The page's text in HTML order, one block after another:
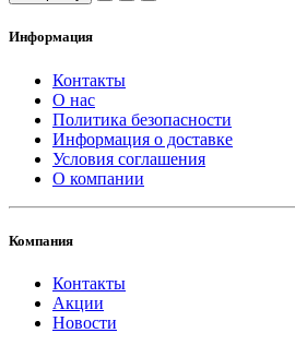
Информация
Контакты
О нас
Политика безопасности
Информация о доставке
Условия соглашения
О компании
Компания
Контакты
Акции
Новости